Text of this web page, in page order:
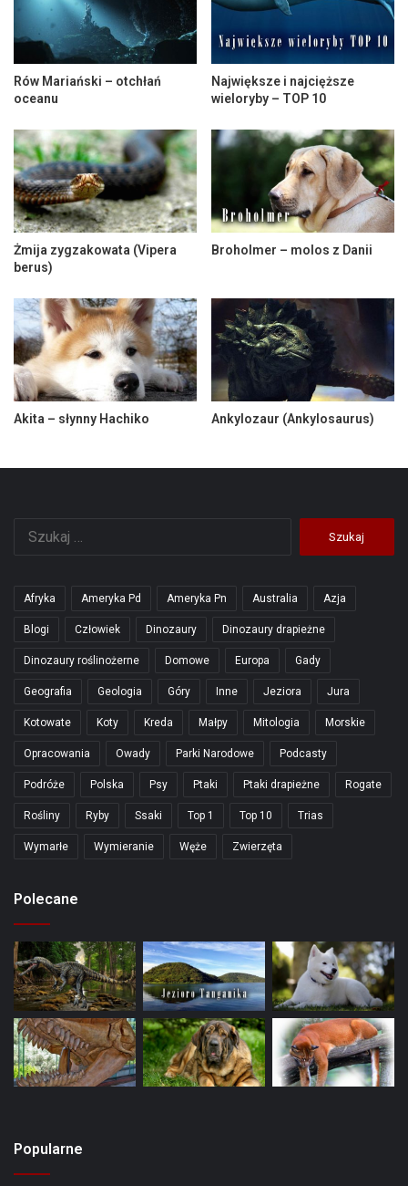
Rów Mariański – otchłań
oceanu
Największe i najcięższe
wieloryby – TOP 10
Żmija zygzakowata (Vipera
berus)
Broholmer – molos z Danii
Akita – słynny Hachiko Ankylozaur (Ankylosaurus)
Afryka Ameryka Pd Ameryka Pn Australia Azja
Blogi Człowiek Dinozaury Dinozaury drapieżne
Dinozaury roślinożerne Domowe Europa Gady
Geografia Geologia Góry Inne Jeziora Jura
Kotowate Koty Kreda Małpy Mitologia Morskie
Opracowania Owady Parki Narodowe Podcasty
Podróże Polska Psy Ptaki Ptaki drapieżne Rogate
Rośliny Ryby Ssaki Top 1 Top 10 Trias
Wymarłe Wymieranie Węże Zwierzęta
Polecane
Popularne